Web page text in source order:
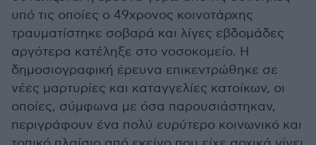
υπό τις οποίες ο 49χρονος κοινοτάρχης
τραυματίστηκε σοβαρά και λίγες εβδομάδες
αργότερα κατέληξε στο νοσοκομείο. Η
δημοσιογραφική έρευνα επικεντρώθηκε σε
νέες μαρτυρίες και καταγγελίες κατοίκων, οι
οποίες, σύμφωνα με όσα παρουσιάστηκαν,
περιγράφουν ένα πολύ ευρύτερο κοινωνικό και